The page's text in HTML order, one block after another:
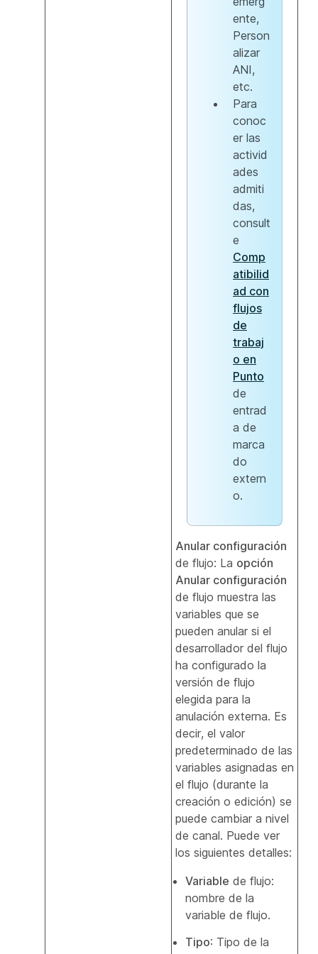
ente,
Person
alizar
ANI,
etc.
Para
conoc
er las
activid
ades
admiti
das,
consult
e
Comp
atibilid
ad con
flujos
de
trabaj
o en
Punto
de
entrad
a de
marca
do
extern
o.
Anular configuración
de flujo: La opción
Anular configuración
de flujo muestra las
variables que se
pueden anular si el
desarrollador del flujo
ha configurado la
versión de flujo
elegida para la
anulación externa. Es
decir, el valor
predeterminado de las
variables asignadas en
el flujo (durante la
creación o edición) se
puede cambiar a nivel
de canal. Puede ver
los siguientes detalles:
Variable de flujo:
nombre de la
variable de flujo.
Tipo: Tipo de la